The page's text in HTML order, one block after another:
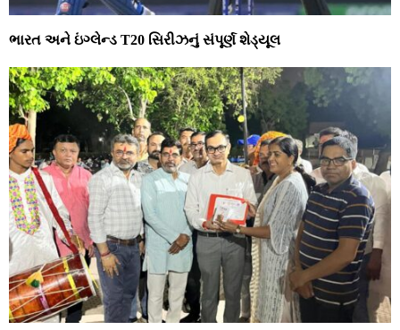
ભારત અને ઇંગ્લેન્ડ T20 સિરીઝનું સંપૂર્ણ શેડ્યૂલ